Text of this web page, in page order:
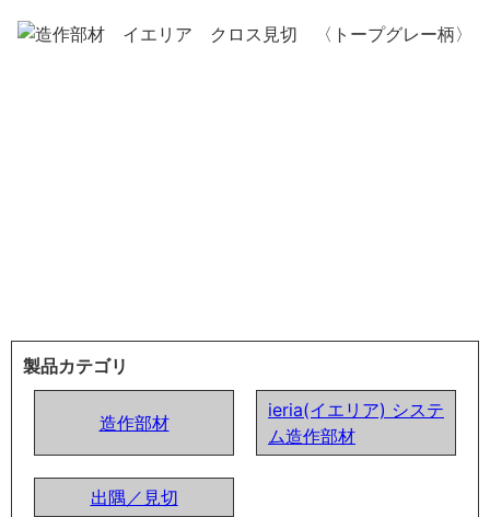
製品カテゴリ
造作部材
ieria(イエリア) システ
ム造作部材
出隅／見切